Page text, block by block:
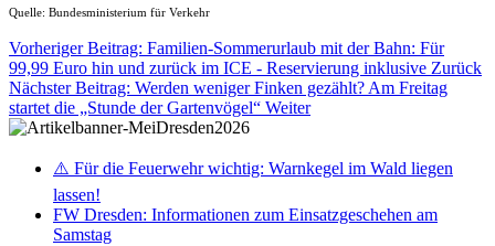
Quelle: Bundesministerium für Verkehr
Vorheriger Beitrag: Familien-Sommerurlaub mit der Bahn: Für
99,99 Euro hin und zurück im ICE - Reservierung inklusive Zurück
Nächster Beitrag: Werden weniger Finken gezählt? Am Freitag
startet die „Stunde der Gartenvögel“ Weiter
⚠️ Für die Feuerwehr wichtig: Warnkegel im Wald liegen
lassen!
FW Dresden: Informationen zum Einsatzgeschehen am
Samstag